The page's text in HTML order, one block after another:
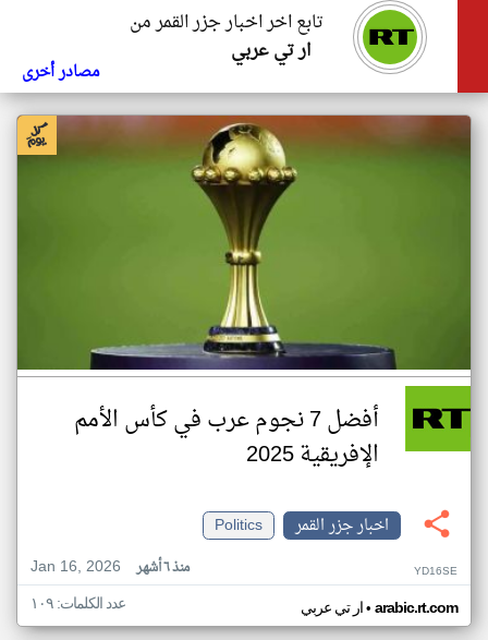
تابع اخر اخبار جزر القمر من
ار تي عربي
مصادر أخرى
أفضل 7 نجوم عرب في كأس الأمم
الإفريقية 2025
اخبار جزر القمر
Politics
Jan 16, 2026
منذ ٦ أشهر YD16SE
ار تي عربي• arabic.rt.com عدد الكلمات: ١٠٩